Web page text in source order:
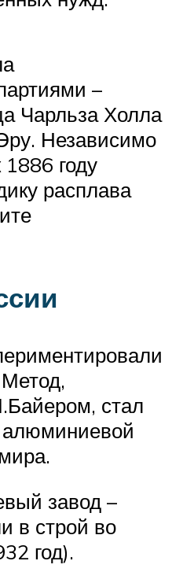
–
Чарльза Холла
Независимо
1886 году
расплава
стал
алюминиевой
завод –
в строй во
год).